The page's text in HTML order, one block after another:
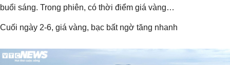
buổi sáng. Trong phiên, có thời điểm giá vàng…
Cuối ngày 2-6, giá vàng, bạc bất ngờ tăng nhanh